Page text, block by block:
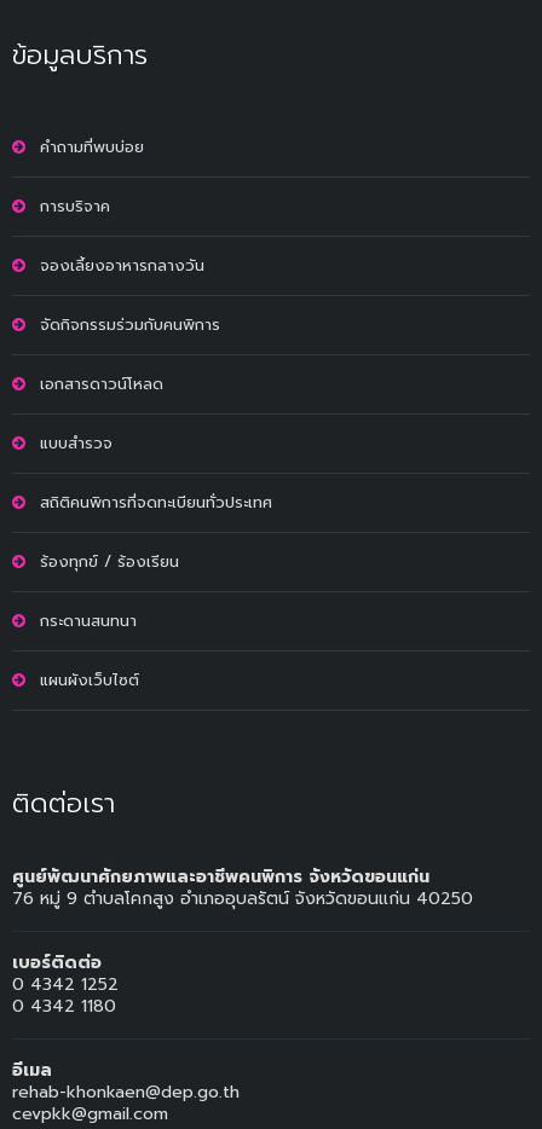
ข้อมูลบริการ
คำถามที่พบบ่อย
การบริจาค
จองเลี้ยงอาหารกลางวัน
จัดกิจกรรมร่วมกับคนพิการ
เอกสารดาวน์โหลด
แบบสำรวจ
สถิติคนพิการที่จดทะเบียนทั่วประเทศ
ร้องทุกข์ / ร้องเรียน
กระดานสนทนา
แผนผังเว็บไซต์
ติดต่อเรา
ศูนย์พัฒนาศักยภาพและอาชีพคนพิการ จังหวัดขอนแก่น
76 หมู่ 9 ตำบลโคกสูง อำเภออุบลรัตน์ จังหวัดขอนแก่น 40250
เบอร์ติดต่อ
0 4342 1252
0 4342 1180
อีเมล
rehab-khonkaen@dep.go.th
cevpkk@gmail.com